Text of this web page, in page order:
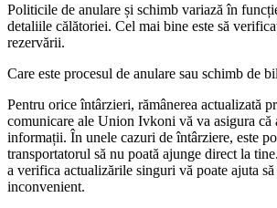
Politicile de anulare și schimb variază în
detaliile călătoriei. Cel mai bine este să
rezervării.
Care este procesul de anulare sau schimb de
Pentru orice întârzieri, rămânerea actualizată
comunicare ale Union Ivkoni vă va asigura că
informații. În unele cazuri de întârziere, este
transportatorul să nu poată ajunge direct la
a verifica actualizările singuri vă poate ajuta
inconvenient.